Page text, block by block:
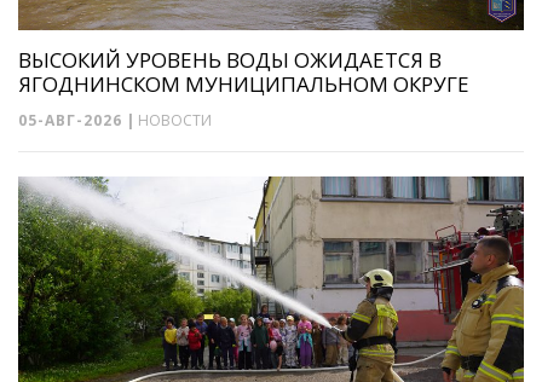
ВЫСОКИЙ УРОВЕНЬ ВОДЫ ОЖИДАЕТСЯ В
ЯГОДНИНСКОМ МУНИЦИПАЛЬНОМ ОКРУГЕ
05-АВГ-2026 | НОВОСТИ